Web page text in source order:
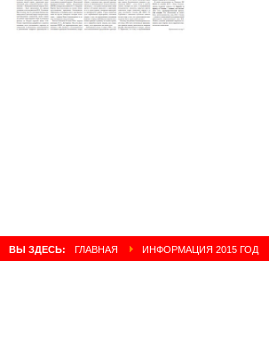
ВЫ ЗДЕСЬ: ГЛАВНАЯ ИНФОРМАЦИЯ 2015 ГОД